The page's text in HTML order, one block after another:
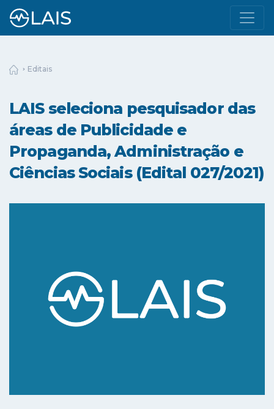
Editais
LAIS seleciona pesquisador das
áreas de Publicidade e
Propaganda, Administração e
Ciências Sociais (Edital 027/2021)